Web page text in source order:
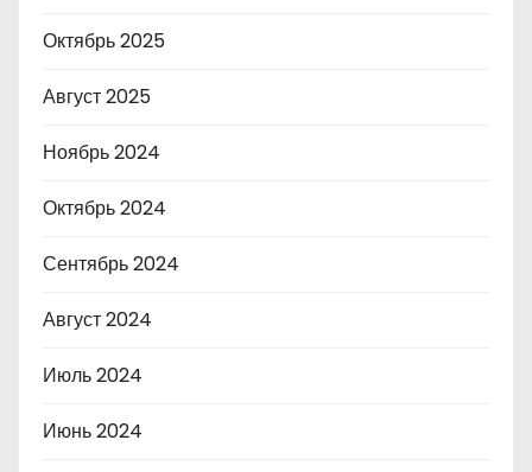
Октябрь 2025
Август 2025
Ноябрь 2024
Октябрь 2024
Сентябрь 2024
Август 2024
Июль 2024
Июнь 2024